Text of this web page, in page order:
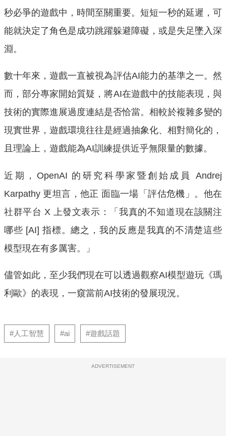
秒必爭的遊戲中，時間至關重要。短短一秒的延遲，可
能就決定了角色是成功跳躍躲避障礙，或是失足墜入深
淵。
數十年來，遊戲一直被視為評估AI能力的基準之一。然
而，部分專家開始質疑，將AI在遊戲中的技能表現，與
技術的實際進展過度連結是否恰當。相較於複雜多變的
現實世界，遊戲環境往往是經過抽象化、相對簡化的，
且理論上，遊戲能為AI訓練提供近乎無限量的數據。
近期，OpenAI 的研究科學家暨創始成員 Andrej
Karpathy 更坦言，他正 面臨一場「評估危機」。他在
社群平台 X 上發文表示：「我真的不知道現在該關注
哪些 [AI] 指標。總之，我的反應是我真的不清楚這些
模型現在有多厲害。」
儘管如此，至少我們現在可以透過觀察AI模型遊玩《瑪
利歐》的表現，一窺當前AI技術的發展現況。
#人工智慧 #ai #遊戲話題
ADVERTISEMENT